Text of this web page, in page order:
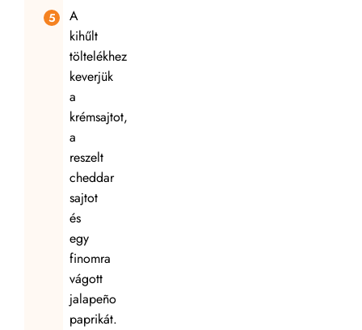
A
kihűlt
töltelékhez
keverjük
a
krémsajtot,
a
reszelt
cheddar
sajtot
és
egy
finomra
vágott
jalapeño
paprikát.